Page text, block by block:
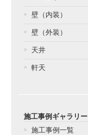
壁（内装）
壁（外装）
天井
軒天
施工事例ギャラリー
施工事例一覧